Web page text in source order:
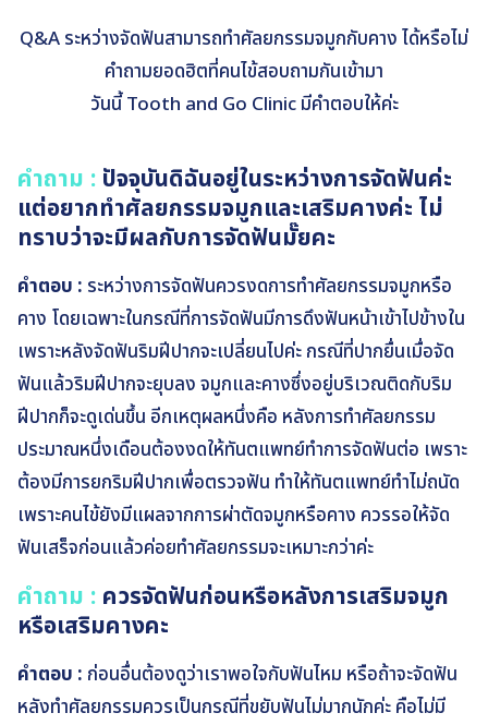
Q&A ระหว่างจัดฟันสามารถทำศัลยกรรมจมูกกับคาง ได้หรือไม่
คำถามยอดฮิตที่คนไข้สอบถามกันเข้ามา
วันนี้ Tooth and Go Clinic มีคำตอบให้ค่ะ
คำถาม : ปัจจุบันดิฉันอยู่ในระหว่างการจัดฟันค่ะ
แต่อยากทำศัลยกรรมจมูกและเสริมคางค่ะ ไม่
ทราบว่าจะมีผลกับการจัดฟันมั๊ยคะ
คำตอบ : ระหว่างการจัดฟันควรงดการทำศัลยกรรมจมูกหรือ
คาง โดยเฉพาะในกรณีที่การจัดฟันมีการดึงฟันหน้าเข้าไปข้างใน
เพราะหลังจัดฟันริมฝีปากจะเปลี่ยนไปค่ะ กรณีที่ปากยื่นเมื่อจัด
ฟันแล้วริมฝีปากจะยุบลง จมูกและคางซึ่งอยู่บริเวณติดกับริม
ฝีปากก็จะดูเด่นขึ้น อีกเหตุผลหนึ่งคือ หลังการทำศัลยกรรม
ประมาณหนึ่งเดือนต้องงดให้ทันตแพทย์ทำการจัดฟันต่อ เพราะ
ต้องมีการยกริมฝีปากเพื่อตรวจฟัน ทำให้ทันตแพทย์ทำไม่ถนัด
เพราะคนไข้ยังมีแผลจากการผ่าตัดจมูกหรือคาง ควรรอให้จัด
ฟันเสร็จก่อนแล้วค่อยทำศัลยกรรมจะเหมาะกว่าค่ะ
คำถาม : ควรจัดฟันก่อนหรือหลังการเสริมจมูก
หรือเสริมคางคะ
คำตอบ : ก่อนอื่นต้องดูว่าเราพอใจกับฟันไหม หรือถ้าจะจัดฟัน
หลังทำศัลยกรรมควรเป็นกรณีที่ขยับฟันไม่มากนักค่ะ คือไม่มี